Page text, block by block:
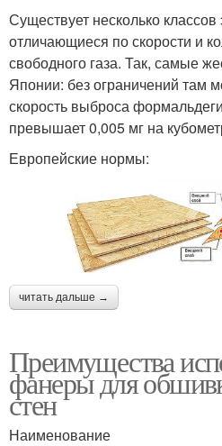
Существует несколько
отличающиеся по скорости и
свободного газа. Так, самые
Японии: без ограничений там
скорость выброса
превышает 0,005 мг на
Европейские нормы:
читать дальше →
Преимущества
фанеры для
стен
Наименование